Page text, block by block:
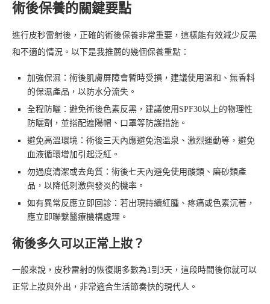
術後保養的關鍵要點
進行皮秒雷射後，正確的術後保養非常重要，這樣能有效減少反黑
和不適的情況。以下是我推薦的幾個保養重點：
加強保濕：術後肌膚屏障會暫時受損，建議使用溫和、無香料
的保濕產品，以防水分流失。
全程防曬：避免術後色素反黑，建議使用SPF30以上的物理性
防曬劑，並搭配遮陽帽、口罩等防護措施。
避免高溫環境：術後三天內應避免泡溫泉、激烈運動等，避免
血液循環增加引起泛紅。
勿過度清潔或去角質：術後七天內避免使用酸類、磨砂類產
品，以降低刺激與發炎的機率。
如有異常反應立即回診：若出現持續紅腫、疼痛或色素沉著，
應立即聯繫醫療機構處理。
術後多久可以正常上妝？
一般來說，皮秒雷射的恢復期多數為1到3天，這段時間後你就可以
正常上妝與外出，非常適合生活節奏快的現代人。